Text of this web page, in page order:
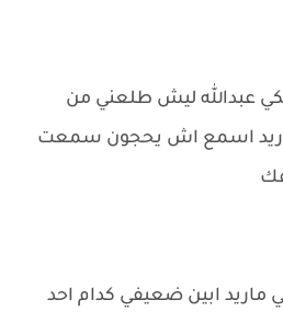
عبدالله ليش طلعني من
اريد اسمع اش يحجون سمعت
ماريد ابين ضعيفي كدام احد